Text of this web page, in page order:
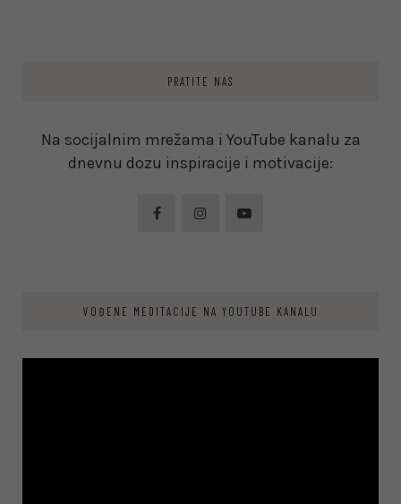
PRATITE NAS
Na socijalnim mrežama i YouTube kanalu za
dnevnu dozu inspiracije i motivacije:
VOĐENE MEDITACIJE NA YOUTUBE KANALU